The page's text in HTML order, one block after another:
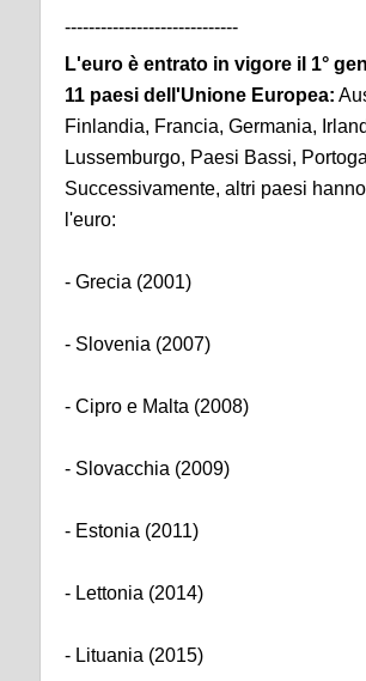
-----------------------------
L'euro è entrato in vigore il 1°
11 paesi dell'Unione Europea:
Finlandia, Francia, Germania,
Lussemburgo, Paesi Bassi,
Successivamente, altri paesi
l'euro:
- Grecia (2001)
- Slovenia (2007)
- Cipro e Malta (2008)
- Slovacchia (2009)
- Estonia (2011)
- Lettonia (2014)
- Lituania (2015)